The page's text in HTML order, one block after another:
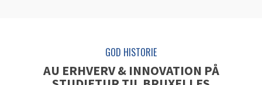
GOD HISTORIE
AU ERHVERV & INNOVATION PÅ